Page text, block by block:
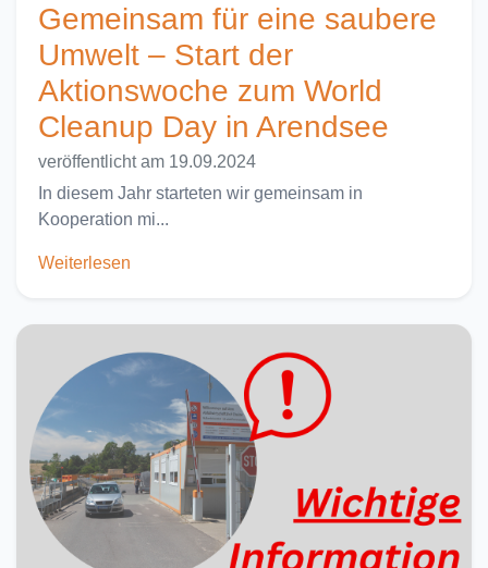
Gemeinsam für eine saubere
Umwelt – Start der
Aktionswoche zum World
Cleanup Day in Arendsee
veröffentlicht am 19.09.2024
In diesem Jahr starteten wir gemeinsam in
Kooperation mi...
Weiterlesen